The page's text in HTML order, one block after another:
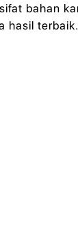
bahan
hasil terbaik.